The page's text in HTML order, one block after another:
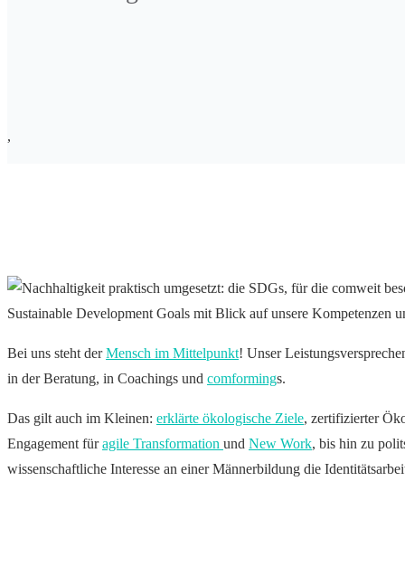
,
Sustainable Development Goals mit Blick auf unsere Kompetenzen
Bei uns steht derMensch im Mittelpunkt! Unser
in der Beratung, in Coachings und comformings.
Das gilt auch im Kleinen: erklärte ökologische Ziele, zertifizierter
Engagement füragile Transformation und New Work, bis hin zu
wissenschaftliche Interesse an einer Männerbildung die